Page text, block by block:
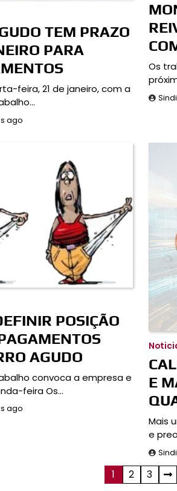
TEM PRAZO
PARA
feira, 21 de janeiro, com a
ago
Os
POSIÇÃO
AGUDO
convoca a empresa e
feira Os…
ago
E
Mais
e
1 2 3